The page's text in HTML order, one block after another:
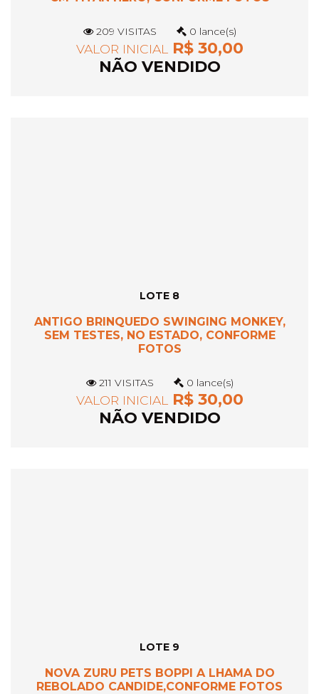
209 VISITAS 0 lance(s)
VALOR INICIAL R$ 30,00
NÃO VENDIDO
LOTE 8
ANTIGO BRINQUEDO SWINGING MONKEY,
SEM TESTES, NO ESTADO, CONFORME
FOTOS
211 VISITAS 0 lance(s)
VALOR INICIAL R$ 30,00
NÃO VENDIDO
LOTE 9
NOVA ZURU PETS BOPPI A LHAMA DO
REBOLADO CANDIDE,CONFORME FOTOS